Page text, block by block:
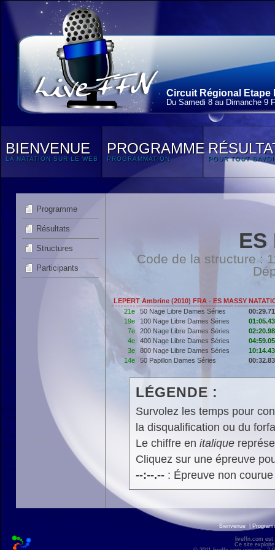
Circuit Régional Etape
Du Samedi 8 au Dimanche 9
BIENVENUE
LA NATATION SUR LE WEB
PROGRAMME
PROGRAMMATION POUR TOUT
Programme
Résultats
Structures
Participants
ES
Code de la structure :
LEPERT Ambrine (2010) FRA - ES MASSY
21e
50 Nage Libre Dames Séries
00:29.71
19e
100 Nage Libre Dames Séries
01:05.43
7e
200 Nage Libre Dames Séries
02:20.98
4e
400 Nage Libre Dames Séries
04:59.05
3e
800 Nage Libre Dames Séries
10:14.43
14e
50 Papillon Dames Séries 00:32.83
LÉGENDE :
Survolez les temps pour
la disqualification ou du
Le chiffre en italique
Cliquez sur une épreuve
--:--.--: Épreuve non
Bienvenue
liveffn.com est
Ce site